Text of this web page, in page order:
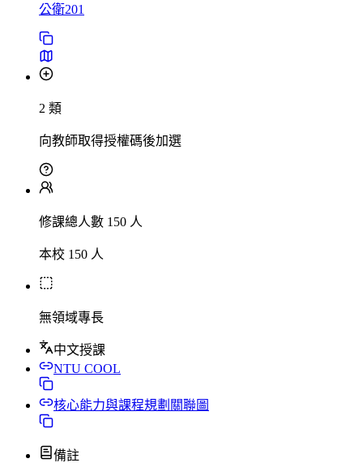
公衛201
2 類
向教師取得授權碼後加選
修課總人數 150 人
本校 150 人
無領域專長
中文授課
NTU COOL
核心能力與課程規劃關聯圖
備註